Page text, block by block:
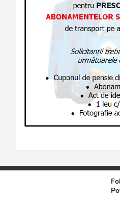
Jurnalul de